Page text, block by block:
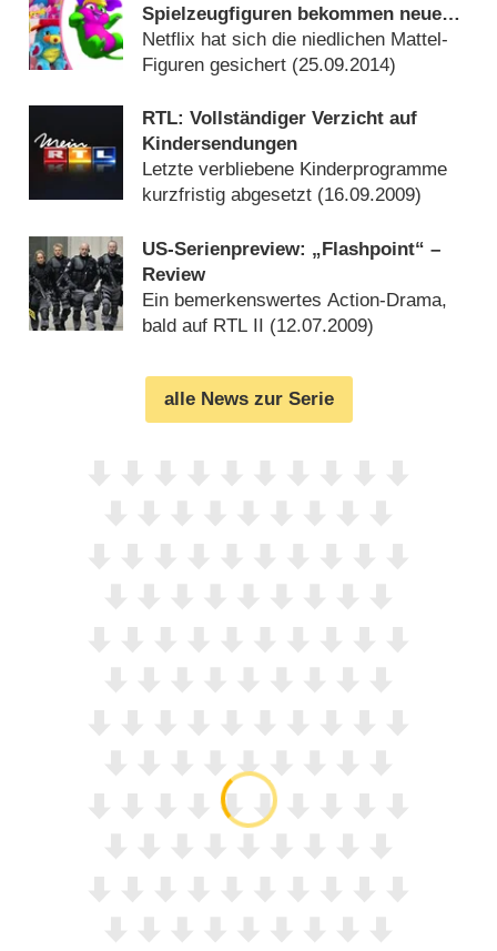
Spielzeugfiguren bekommen neue
Animationsserie
Netflix hat sich die niedlichen Mattel-
Figuren gesichert (25.09.2014)
RTL: Vollständiger Verzicht auf
Kindersendungen
Letzte verbliebene Kinderprogramme
kurzfristig abgesetzt (16.09.2009)
US-Serienpreview: „Flashpoint“ –
Review
Ein bemerkenswertes Action-Drama,
bald auf RTL II (12.07.2009)
alle News zur Serie